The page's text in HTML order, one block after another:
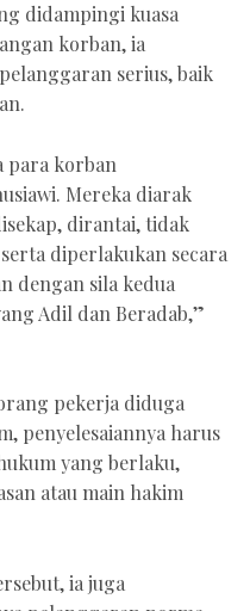
didampingi kuasa
korban, ia
serius, baik
para korban
Mereka diarak
dirantai, tidak
diperlakukan secara
dengan sila kedua
Adil dan Beradab,”
pekerja diduga
penyelesaiannya harus
yang berlaku,
atau main hakim
ia juga